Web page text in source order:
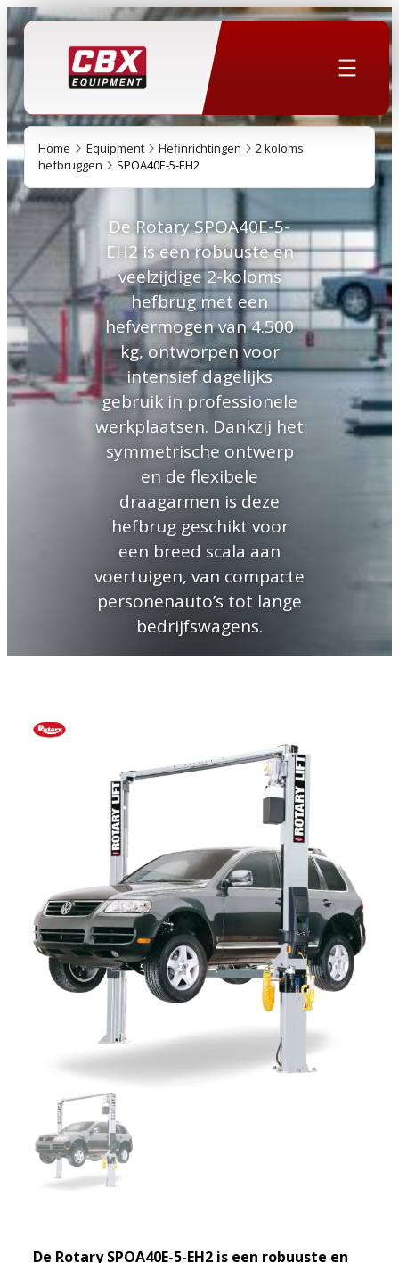
Home Equipment Hefinrichtingen
2 koloms
hefbruggen
SPOA40E-5-EH2
De Rotary SPOA40E-5-
EH2 is een robuuste en
veelzijdige 2-koloms
hefbrug met een
hefvermogen van 4.500
kg, ontworpen voor
intensief dagelijks
gebruik in professionele
werkplaatsen. Dankzij het
symmetrische ontwerp
en de flexibele
draagarmen is deze
hefbrug geschikt voor
een breed scala aan
voertuigen, van compacte
personenauto’s tot lange
bedrijfswagens.
De Rotary SPOA40E-5-EH2 is een robuuste en